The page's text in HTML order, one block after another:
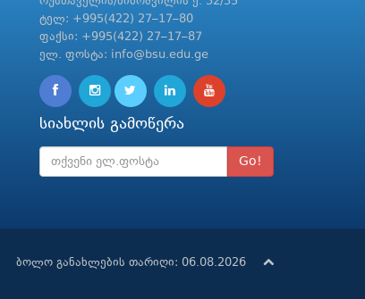
ტელ: +995(422) 27–17–80
ფაქსი: +995(422) 27–17–87
ელ. ფოსტა: info@bsu.edu.ge
სიახლის გამოწერა
Go!
ბოლო განახლების თარიღი: 06.08.2026